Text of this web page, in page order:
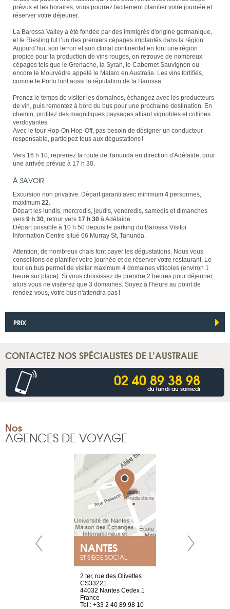
prévus et les horaires, vous pourrez facilement planifier votre journée et
réserver votre déjeuner.
La Barossa Valley a été fondée par des immigrés d'origine germanique,
et le Riesling fut l’un des premiers cépages implantés dans la région.
Aujourd’hui, son terroir et son climat continental en font une région
propice pour la production de vins rouges, on retrouve de nombreux
cépages tels que le Grenache, la Syrah, le Cabernet Sauvignon ou
encore le Mourvèdre appelé le Mataro en Australie. Les vins fortifiés,
comme le Porto font aussi la réputation de la Barossa.
Prenez le temps de visiter les domaines, échangez avec les producteurs
de vin, puis remontez à bord du bus pour une prochaine destination. En
chemin, profitez des magnifiques paysages alliant vignobles et collines
verdoyantes.
Avec le tour Hop-On Hop-Off, pas besoin de désigner un conducteur
responsable, participez tous aux dégustations !
Vers 16 h 10, reprenez la route de Tanunda en direction d'Adélaide, pour
une arrivée prévue à 17 h 30.
À SAVOIR
Excursion non privative. Départ garanti avec minimum 4 personnes,
maximum 22.
Départ les lundis, mercredis, jeudis, vendredis, samedis et dimanches
vers 9 h 30, retour vers 17 h 30 à Adélaide.
Départ possible à 10 h 50 depuis le parking du Barossa Visitor
Information Centre situé 66 Murray St, Tanunda.
Attention, de nombreux chais font payer les dégustations. Nous vous
conseillons de planifier votre journée et de réserver votre restaurant. Le
tour en bus permet de visiter maximum 4 domaines viticoles (environ 1
heure sur place). Si vous choisissez de prendre 2 heures pour déjeuner,
alors vous ne visiterez que 3 domaines. Soyez à l'heure au point de
rendez-vous, votre bus n'attendra pas !
PRIX
CONTACTEZ NOS SPÉCIALISTES DE L’AUSTRALIE
02 40 89 38 98
du lundi au samedi
Nos
AGENCES DE VOYAGE
NANTES
ET SIÈGE SOCIAL
2 ter, rue des Olivettes
CS33221
44032 Nantes Cedex 1
France
Tel : +33 2 40 89 98 10